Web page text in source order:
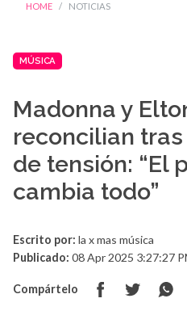
HOME NOTICIAS
MÚSICA
Madonna y
reconcilian
de tensión: “El
cambia todo”
Escrito por: la x mas música
Publicado: 08 Apr 2025 3:27:27
Compártelo